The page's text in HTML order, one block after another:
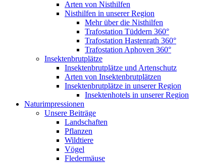
Arten von Nisthilfen
Nisthilfen in unserer Region
Mehr über die Nisthilfen
Trafostation Tüddern 360°
Trafostation Hastenrath 360°
Trafostation Aphoven 360°
Insektenbrutplätze
Insektenbrutplätze und Artenschutz
Arten von Insektenbrutplätzen
Insektenbrutplätze in unserer Region
Insektenhotels in unserer Region
Naturimpressionen
Unsere Beiträge
Landschaften
Pflanzen
Wildtiere
Vögel
Fledermäuse